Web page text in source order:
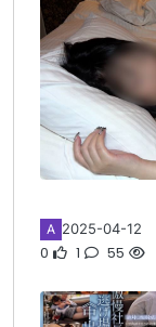
A 2025-04-12
0 1 55